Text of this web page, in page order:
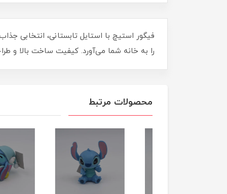
فیگور استیچ با استایل تابستانی، انتخابی
را به خانه شما می‌آورد. کیفیت ساخت بالا و
محصولات مرتبط